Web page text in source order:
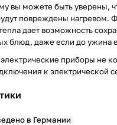
вы можете быть уверены,
повреждены нагревом.
дает возможность
блюд, даже если до ужина
приборы не
к электрической
в Германии